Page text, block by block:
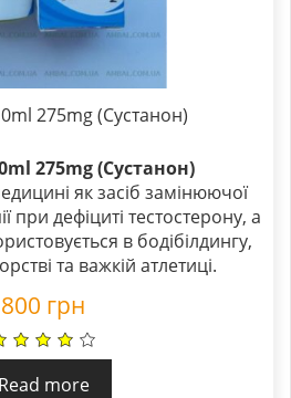
275mg (Сустанон)
275mg (Сустанон)
як засіб замінюючої
при дефіциті тестостерону, а
в бодібілдингу,
та важкій атлетиці.
800 грн
Read more